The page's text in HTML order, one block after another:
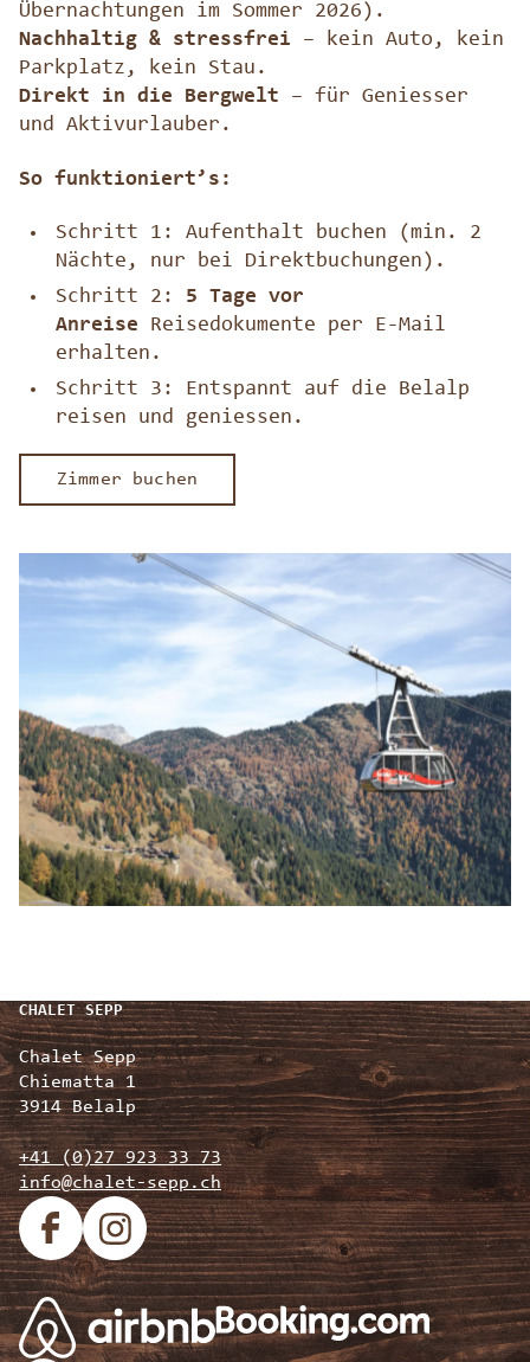
Übernachtungen im Sommer 2026).
Nachhaltig & stressfrei – kein Auto, kein
Parkplatz, kein Stau.
Direkt in die Bergwelt – für Geniesser
und Aktivurlauber.
So funktioniert’s:
Schritt 1: Aufenthalt buchen (min. 2
Nächte, nur bei Direktbuchungen).
Schritt 2: 5 Tage vor
Anreise Reisedokumente per E-Mail
erhalten.
Schritt 3: Entspannt auf die Belalp
reisen und geniessen.
Zimmer buchen
CHALET SEPP
Chalet Sepp
Chiematta 1
3914 Belalp
+41 (0)27 923 33 73
info@chalet-sepp.ch